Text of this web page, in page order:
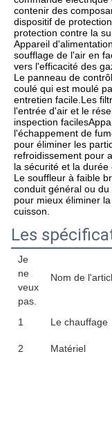
contenir des
dispositif de
protection contre la
Appareil
soufflage de l'air en
vers l'efficacité des
Le panneau de
coulé qui est moulé
entretien facile.Les
l'entrée d'air et le
inspection
l'échappement de
pour éliminer les
refroidissement pour
la sécurité et la durée
Le souffleur à faible
conduit général ou
pour mieux éliminer
cuisson.
Les
Je
ne
veux
pas.
Nom de
1 Le chauffage
2 Matériel